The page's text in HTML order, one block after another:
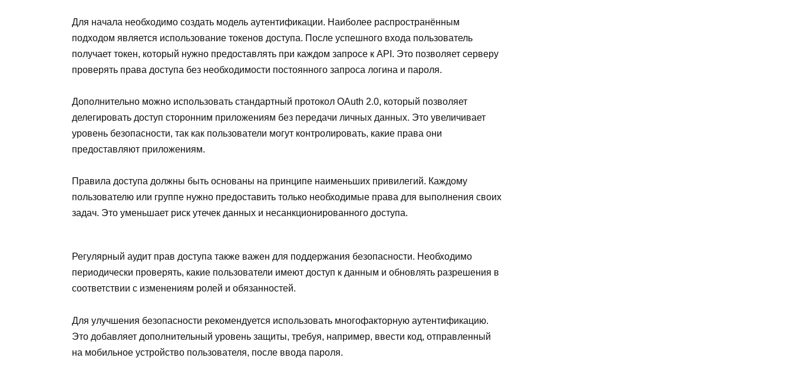
Для начала необходимо создать модель аутентификации. Наиболее распространённым
подходом является использование токенов доступа. После успешного входа пользователь
получает токен, который нужно предоставлять при каждом запросе к API. Это позволяет серверу
проверять права доступа без необходимости постоянного запроса логина и пароля.
Дополнительно можно использовать стандартный протокол OAuth 2.0, который позволяет
делегировать доступ сторонним приложениям без передачи личных данных. Это увеличивает
уровень безопасности, так как пользователи могут контролировать, какие права они
предоставляют приложениям.
Правила доступа должны быть основаны на принципе наименьших привилегий. Каждому
пользователю или группе нужно предоставить только необходимые права для выполнения своих
задач. Это уменьшает риск утечек данных и несанкционированного доступа.
Регулярный аудит прав доступа также важен для поддержания безопасности. Необходимо
периодически проверять, какие пользователи имеют доступ к данным и обновлять разрешения в
соответствии с изменениям ролей и обязанностей.
Для улучшения безопасности рекомендуется использовать многофакторную аутентификацию.
Это добавляет дополнительный уровень защиты, требуя, например, ввести код, отправленный
на мобильное устройство пользователя, после ввода пароля.